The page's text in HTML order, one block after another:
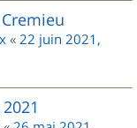
« 22 juin 2021,